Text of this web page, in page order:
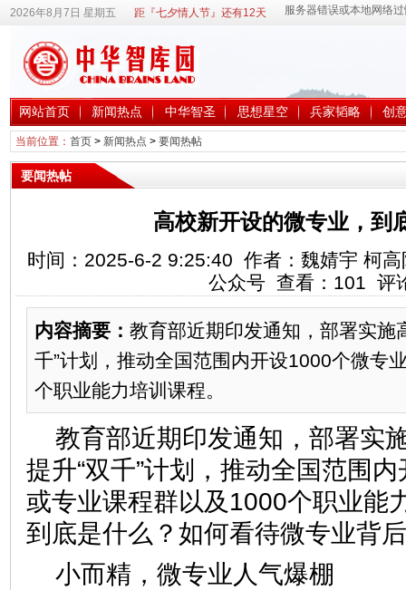
2026年8月7日 星期五 距『七夕情人节』还有12天
网站首页 新闻热点 中华智圣 思想星空 兵家韬略 创
当前位置： 首页> 新闻热点 > 要闻热帖
要闻热帖
高校新开设的微专业，到
时间：2025-6-2 9:25:40 作者：魏婧宇 柯
公众号 查看： 101 评
内容摘要： 教育部近期印发通知，部署实施
千”计划，推动全国范围内开设1000个微专
个职业能力培训课程。
教育部近期印发通知，部署实
提升“双千”计划，推动全国范围
或专业课程群以及1000个职业能
到底是什么？如何看待微专业背
小而精，微专业人气爆棚